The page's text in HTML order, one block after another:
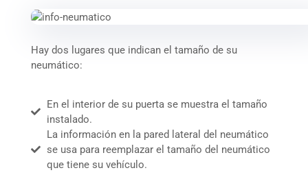
Hay dos lugares que indican el tamaño de su
neumático:
En el interior de su puerta se muestra el tamaño
instalado.
La información en la pared lateral del neumático
se usa para reemplazar el tamaño del neumático
que tiene su vehículo.